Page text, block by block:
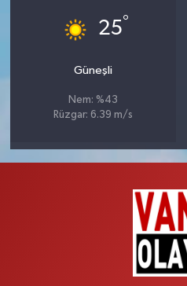
25°
Güneşli
Nem: %43
Rüzgar: 6.39 m/s